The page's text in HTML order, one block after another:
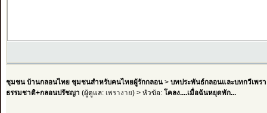
ชุมชน บ้านกลอนไทย ชุมชนสำหรับคนไทยผู้รักกลอน> บทประพันธ์กลอนและบทกวีเพรา
ธรรมชาติ+กลอนปรัชญา (ผู้ดูแล: เพรางาย) > หัวข้อ: โคลง....เมื่อฉันหยุดพัก...